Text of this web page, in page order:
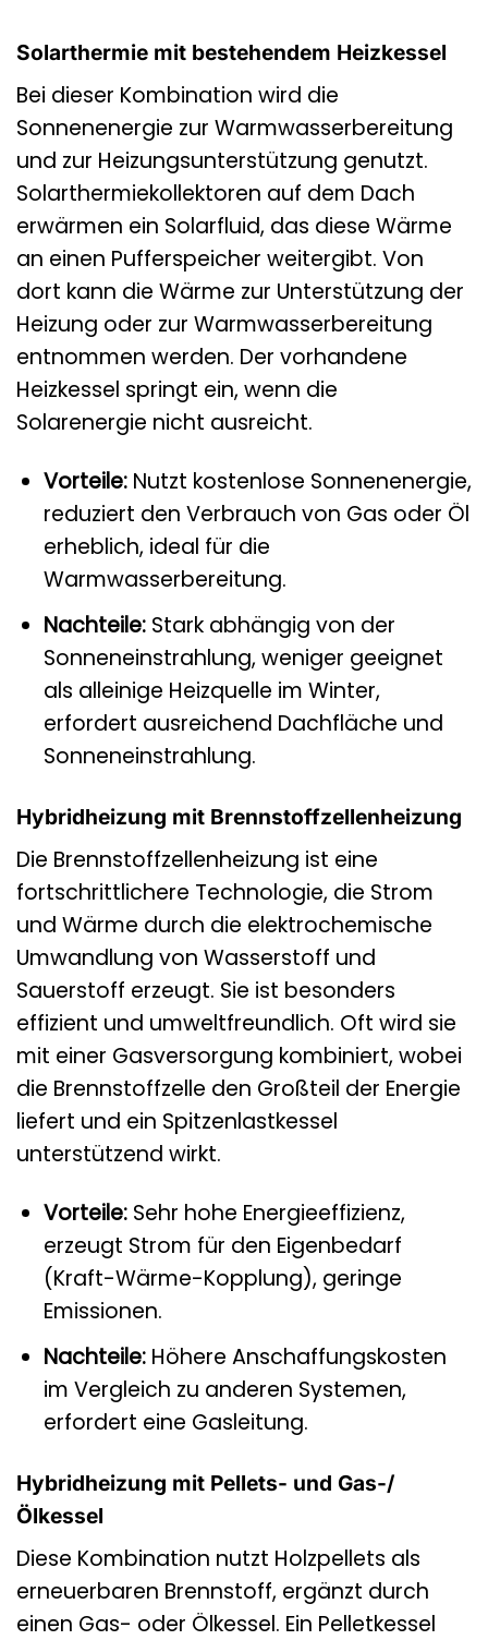
Solarthermie mit bestehendem Heizkessel
Bei dieser Kombination wird die
Sonnenenergie zur Warmwasserbereitung
und zur Heizungsunterstützung genutzt.
Solarthermiekollektoren auf dem Dach
erwärmen ein Solarfluid, das diese Wärme
an einen Pufferspeicher weitergibt. Von
dort kann die Wärme zur Unterstützung der
Heizung oder zur Warmwasserbereitung
entnommen werden. Der vorhandene
Heizkessel springt ein, wenn die
Solarenergie nicht ausreicht.
Vorteile:Nutzt kostenlose Sonnenenergie,
reduziert den Verbrauch von Gas oder Öl
erheblich, ideal für die
Warmwasserbereitung.
Nachteile:Stark abhängig von der
Sonneneinstrahlung, weniger geeignet
als alleinige Heizquelle im Winter,
erfordert ausreichend Dachfläche und
Sonneneinstrahlung.
Hybridheizung mit Brennstoffzellenheizung
Die Brennstoffzellenheizung ist eine
fortschrittlichere Technologie, die Strom
und Wärme durch die elektrochemische
Umwandlung von Wasserstoff und
Sauerstoff erzeugt. Sie ist besonders
effizient und umweltfreundlich. Oft wird sie
mit einer Gasversorgung kombiniert, wobei
die Brennstoffzelle den Großteil der Energie
liefert und ein Spitzenlastkessel
unterstützend wirkt.
Vorteile:Sehr hohe Energieeffizienz,
erzeugt Strom für den Eigenbedarf
(Kraft-Wärme-Kopplung), geringe
Emissionen.
Nachteile:Höhere Anschaffungskosten
im Vergleich zu anderen Systemen,
erfordert eine Gasleitung.
Hybridheizung mit Pellets- und Gas-/
Ölkessel
Diese Kombination nutzt Holzpellets als
erneuerbaren Brennstoff, ergänzt durch
einen Gas- oder Ölkessel. Ein Pelletkessel